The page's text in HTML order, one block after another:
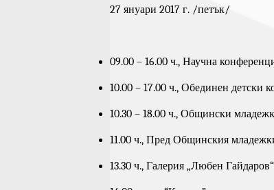
27 януари 2017 г. /петък/
09.00 – 16.00 ч., Научна
10.00 – 17.00 ч., Обединен детски
10.30 – 18.00 ч., Общински
11.00 ч., Пред Общинския
13.30 ч., Галерия „Любен Гайдаров“